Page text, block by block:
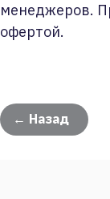
менеджеров.
офертой.
← Назад